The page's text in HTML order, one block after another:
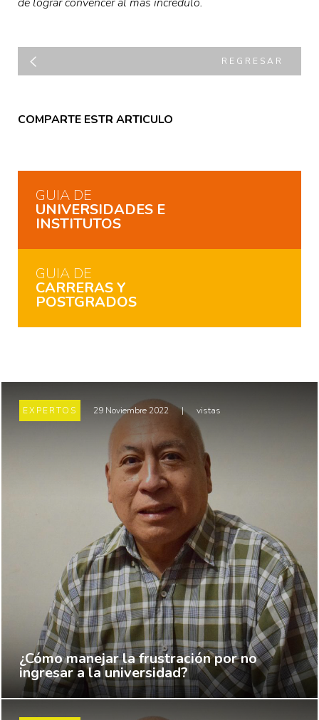
REGRESAR
COMPARTE ESTR ARTICULO
GUIA DE
UNIVERSIDADES E
INSTITUTOS
GUIA DE
CARRERAS Y
POSTGRADOS
EXPERTOS 29 Noviembre 2022 | vistas
¿Cómo manejar la frustración por no
ingresar a la universidad?